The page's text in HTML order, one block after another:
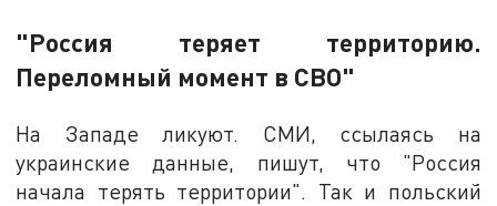
"Россия теряет территорию.
Переломный момент в СВО"
На Западе ликуют. СМИ, ссылаясь на
украинские данные, пишут, что "Россия
начала терять территории". Так и польский